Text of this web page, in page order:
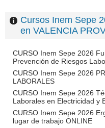
Cursos Inem Sepe
en VALENCIA
CURSO Inem Sepe 2026
Prevención de Riesgos
CURSO Inem Sepe 2026
LABORALES
CURSO Inem Sepe 2026
Laborales en Electricidad y
CURSO Inem Sepe 2026
lugar de trabajo ONLINE